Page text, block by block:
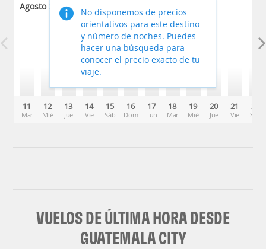
Agosto 2026
11
Mar
12
Mié
13
Jue
14
Vie
15
Sáb
16
Dom
17
Lun
18
Mar
19
Mié
20
Jue
21
Vie
22
Sáb
No disponemos de precios
orientativos para este destino
y número de noches. Puedes
hacer una búsqueda para
conocer el precio exacto de tu
viaje.
VUELOS DE ÚLTIMA HORA DESDE
GUATEMALA CITY